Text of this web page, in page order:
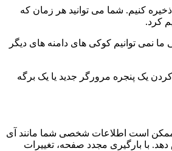
ذخیره کنیم. شما می توانید هر زمان که
کرد.
نمی توانیم کوکی های دامنه های دیگر
در غیر این صورت هنگام باز کردن یک پنجره مرورگر جدید یا یک برگه
ممکن است اطلاعات شخصی شما مانند آی
با بارگیری مجدد صفحه، تغییرات